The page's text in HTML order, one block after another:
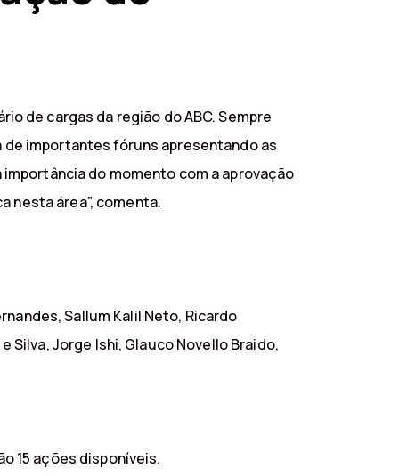
de cargas da região do ABC. Sempre
importantes fóruns apresentando as
do momento com a aprovação
nesta área”, comenta.
Sallum Kalil Neto, Ricardo
Silva, Jorge Ishi, Glauco Novello Braido,
15 ações disponíveis.